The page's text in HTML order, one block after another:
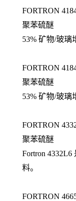
FORTRON
聚苯硫醚
53% 矿物/玻璃
FORTRON
聚苯硫醚
53% 矿物/玻璃
FORTRON
聚苯硫醚
Fortron
料。
FORTRON